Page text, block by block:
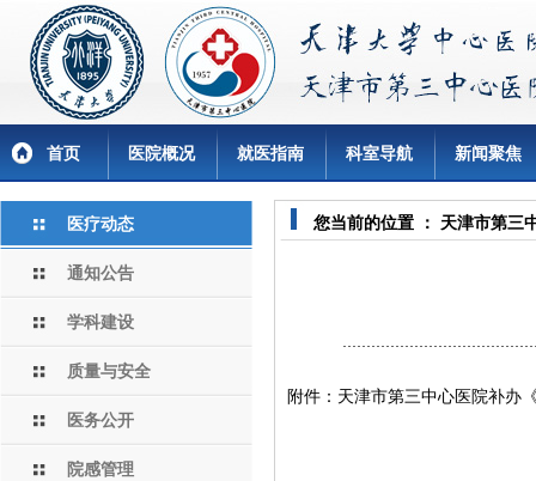
首页 医院概况 就医指南 科室导航 新闻聚焦
医疗动态
通知公告
学科建设
质量与安全
医务公开
院感管理
您当前的位置 ： 天津市第三
附件：天津市第三中心医院补办